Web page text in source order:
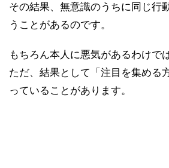
その結果、無意識のうちに同じ行
うことがあるのです。
もちろん本人に悪気があるわけで
ただ、結果として「注目を集める
っていることがあります。